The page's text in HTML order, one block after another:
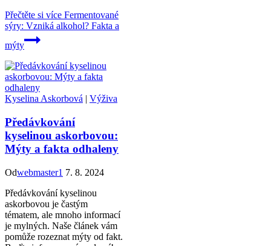
Přečtěte si více Fermentované
sýry: Vzniká alkohol? Fakta a
mýty
Kyselina Askorbová | Výživa
Předávkování
kyselinou askorbovou:
Mýty a fakta odhaleny
Odwebmaster1 7. 8. 2024
Předávkování kyselinou
askorbovou je častým
tématem, ale mnoho informací
je mylných. Naše článek vám
pomůže rozeznat mýty od fakt.